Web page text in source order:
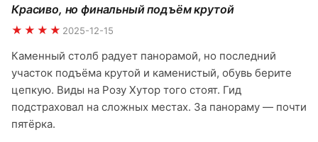
Красиво, но финальный подъём крутой
★★★★ 2025-12-15
Каменный столб радует панорамой, но последний
участок подъёма крутой и каменистый, обувь берите
цепкую. Виды на Розу Хутор того стоят. Гид
подстраховал на сложных местах. За панораму — почти
пятёрка.